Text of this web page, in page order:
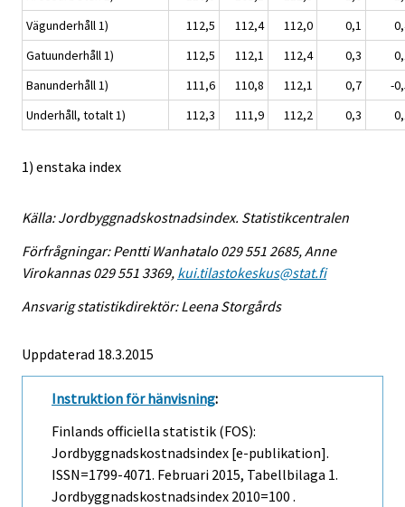
Vägunderhåll 1)
112,5 112,4 112,0 0,1
Gatuunderhåll 1)
112,5 112,1 112,4 0,3
Banunderhåll 1)
111,6 110,8 112,1 0,7
-
Underhåll, totalt 1)
112,3 111,9 112,2 0,3
1) enstaka index
Källa: Jordbyggnadskostnadsindex. Statistikcentralen
Förfrågningar: Pentti Wanhatalo 029 551 2685, Anne
Virokannas 029 551 3369, kui.tilastokeskus@stat.fi
Ansvarig statistikdirektör: Leena Storgårds
Uppdaterad 18.3.2015
Instruktion för hänvisning:
Finlands officiella statistik (FOS):
Jordbyggnadskostnadsindex [e-publikation].
ISSN=1799-4071. Februari 2015, Tabellbilaga 1.
Jordbyggnadskostnadsindex 2010=100 .